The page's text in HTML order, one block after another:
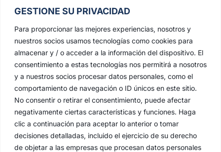
GESTIONE SU PRIVACIDAD
Para proporcionar las mejores experiencias, nosotros y
nuestros socios usamos tecnologías como cookies para
almacenar y / o acceder a la información del dispositivo. El
consentimiento a estas tecnologías nos permitirá a nosotros
y a nuestros socios procesar datos personales, como el
comportamiento de navegación o ID únicos en este sitio.
No consentir o retirar el consentimiento, puede afectar
negativamente ciertas características y funciones. Haga
clic a continuación para aceptar lo anterior o tomar
decisiones detalladas, incluido el ejercicio de su derecho
de objetar a las empresas que procesan datos personales